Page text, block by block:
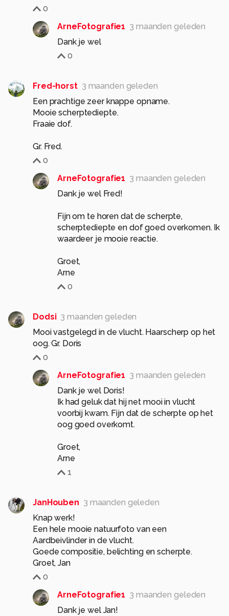
0
ArneFotografie1 3 maanden geleden
Dank je wel
0
Fred-horst 3 maanden geleden
Een prachtige zeer knappe opname.
Mooie scherptediepte.
Fraaie dof.
Gr. Fred.
0
ArneFotografie1 3 maanden geleden
Dank je wel Fred!
Fijn om te horen dat de scherpte,
scherptediepte en dof goed overkomen. Ik
waardeer je mooie reactie.
Groet,
Arne
0
Dodsi 3 maanden geleden
Mooi vastgelegd in de vlucht. Haarscherp op het
oog. Gr. Doris
0
ArneFotografie1 3 maanden geleden
Dank je wel Doris!
Ik had geluk dat hij net mooi in vlucht
voorbij kwam. Fijn dat de scherpte op het
oog goed overkomt.
Groet,
Arne
1
JanHouben 3 maanden geleden
Knap werk!
Een hele mooie natuurfoto van een
Aardbeivlinder in de vlucht.
Goede compositie, belichting en scherpte.
Groet, Jan
0
ArneFotografie1 3 maanden geleden
Dank je wel Jan!